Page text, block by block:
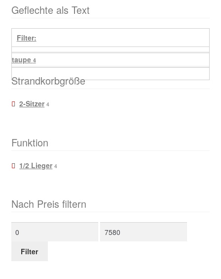
Geflechte als Text
Filter:
taupe 4
Strandkorbgröße
2-Sitzer 4
Funktion
1/2 Lieger 4
Nach Preis filtern
Preis
Preis
Filter